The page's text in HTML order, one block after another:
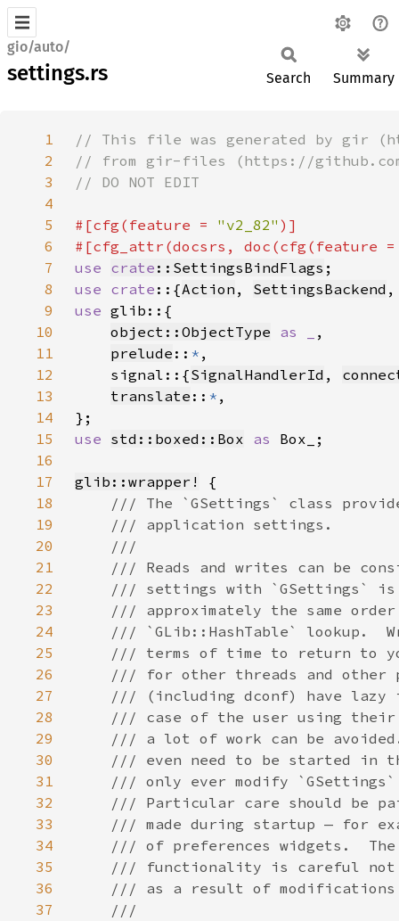
gio/auto/
settings.rs Search Summary
1
2
3
4
5
#[cfg(feature = "v2_82"
6
#[cfg_attr(docsrs, doc(cfg(feature
7
use crate ::SettingsBindFlags
8
use crate ::{Action , SettingsBackend
9
use
10
object::ObjectType as _
11
prelude :: *
12
    signal::{
SignalHandlerId ,
13
translate :: *
14
15
use std::boxed::Box as
16
17
glib::wrapper!
18
19
20
21
22
23
24
25
26
27
28
29
30
31
32
33
34
35
36
37